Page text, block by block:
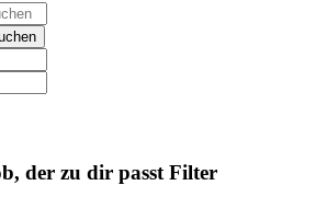
der zu dir passt Filter